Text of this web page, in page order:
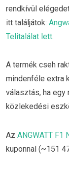
rendkívül
itt találjátok:
Telitalálat lett.
A termék cseh
mindenféle extra
választás, ha egy
közlekedési
Az ANGWATT F1
kuponnal (~151